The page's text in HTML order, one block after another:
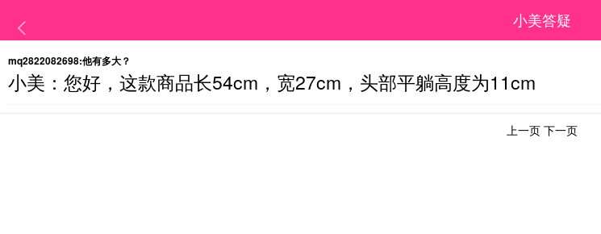
小美答疑
mq2822082698:他有多大？
小美： 您好，这款商品长54cm，宽27cm，头部平躺高度为11cm
上一页 下一页